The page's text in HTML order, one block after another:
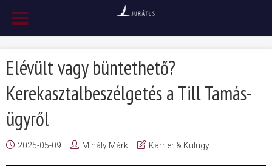
Elévült vagy büntethető?
Kerekasztalbeszélgetés a Till Tamás-
ügyről
2025-05-09 Mihály Márk Karrier & Külügy